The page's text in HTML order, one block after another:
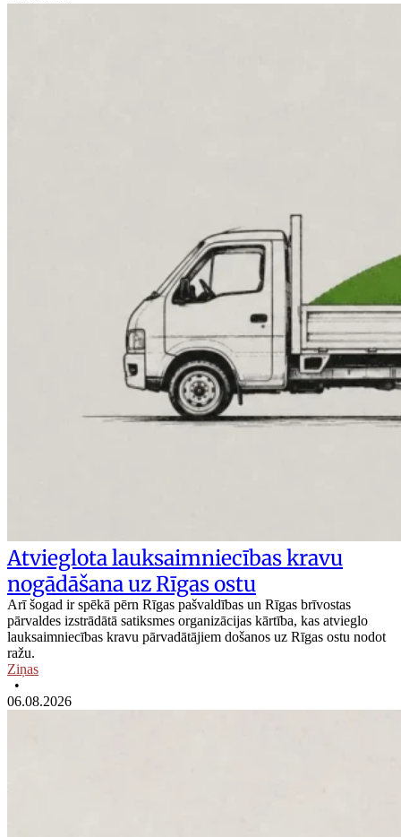
Atvieglota lauksaimniecības kravu
nogādāšana uz Rīgas ostu
Arī šogad ir spēkā pērn Rīgas pašvaldības un Rīgas brīvostas
pārvaldes izstrādātā satiksmes organizācijas kārtība, kas atvieglo
lauksaimniecības kravu pārvadātājiem došanos uz Rīgas ostu nodot
ražu.
Ziņas
•
06.08.2026